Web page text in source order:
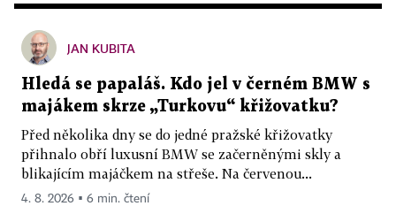
JAN KUBITA
Hledá se papaláš. Kdo jel v černém BMW s
majákem skrze „Turkovu“ křižovatku?
Před několika dny se do jedné pražské křižovatky
přihnalo obří luxusní BMW se začerněnými skly a
blikajícím majáčkem na střeše. Na červenou...
4. 8. 2026 ▪ 6 min. čtení